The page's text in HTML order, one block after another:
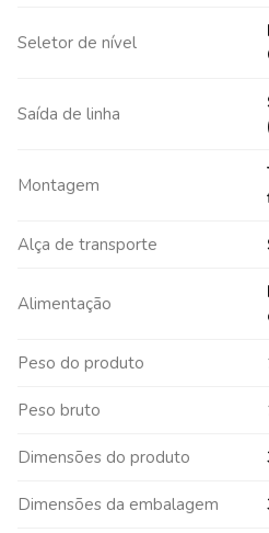
Seletor de nível
Saída de linha
Montagem
Alça de transporte
Alimentação
Peso do produto
Peso bruto
Dimensões do produto
Dimensões da embalagem